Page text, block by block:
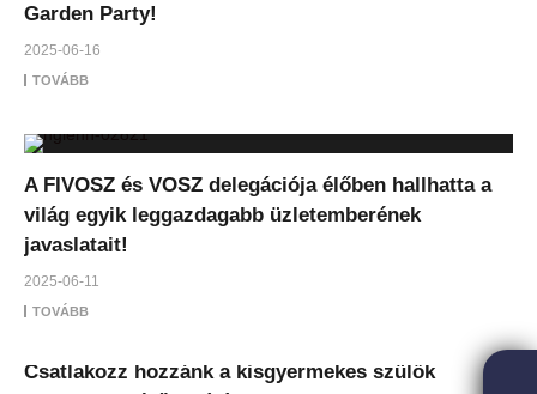
Garden Party!
2025-06-16
TOVÁBB
A FIVOSZ és VOSZ delegációja élőben hallhatta a
világ egyik leggazdagabb üzletemberének
javaslatait!
2025-06-11
TOVÁBB
Csatlakozz hozzánk a kisgyermekes szülők